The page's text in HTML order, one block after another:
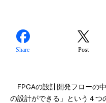
Share Post
FPGAの設計開発フローの
の設計ができる」という４つ